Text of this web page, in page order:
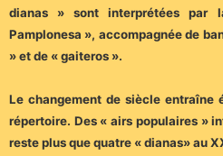
dianas » sont interprétées par
Pamplonesa », accompagnée de
» et de « gaiteros ».
Le changement de siècle entraîne
répertoire. Des « airs populaires »
reste plus que quatre « dianas» au